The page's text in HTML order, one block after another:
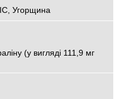
Угорщина
(у вигляді 111,9 мг